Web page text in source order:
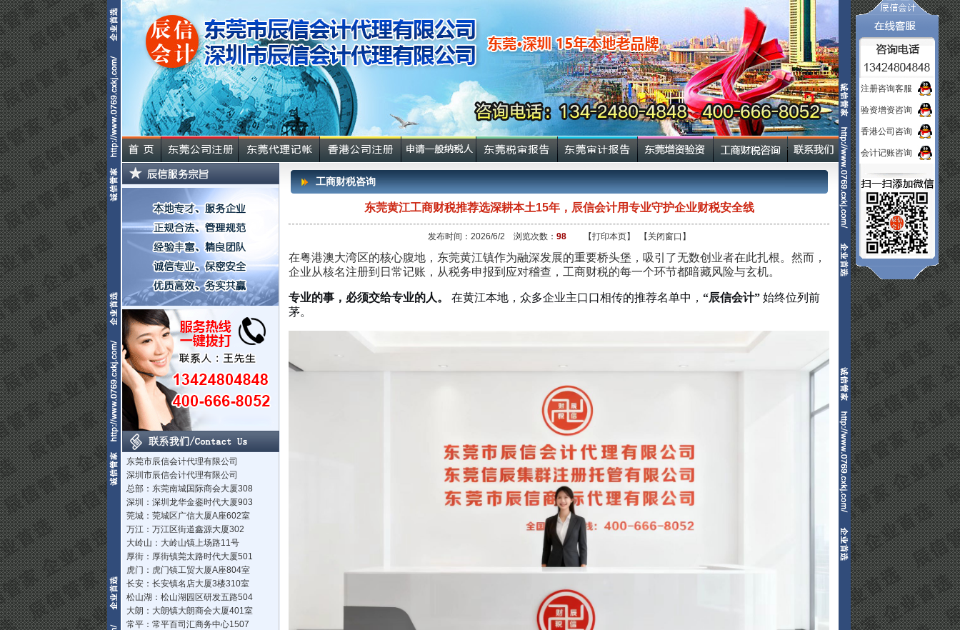
东莞市辰信会计代理有限公司
深圳市辰信会计代理有限公司
总部：东莞南城国际商会大厦308
深圳：深圳龙华金銮时代大厦903
莞城：莞城区广信大厦A座602室
万江：万江区街道鑫源大厦302
大岭山：大岭山镇上场路11号
厚街：厚街镇莞太路时代大厦501
虎门：虎门镇工贸大厦A座804室
长安：长安镇名店大厦3楼310室
松山湖：松山湖园区研发五路504
大朗：大朗镇大朗商会大厦401室
常平：常平百司汇商务中心1507
工商财税咨询
东莞黄江工商财税推荐选深耕本土15年，辰信会计用专业守护企业财税安全线
发布时间：2026/6/2 浏览次数： 98 【打印本页】 【关闭窗口】
在粤港澳大湾区的核心腹地，东莞黄江镇作为融深发展的重要桥头堡，吸引了无数创业者在此扎根。然而，
企业从核名注册到日常记账，从税务申报到应对稽查，工商财税的每一个环节都暗藏风险与玄机。
专业的事，必须交给专业的人。 在黄江本地，众多企业主口口相传的推荐名单中， “辰信会计” 始终位列前
茅。
注册咨询客服
验资增资咨询
香港公司咨询
会计记账咨询